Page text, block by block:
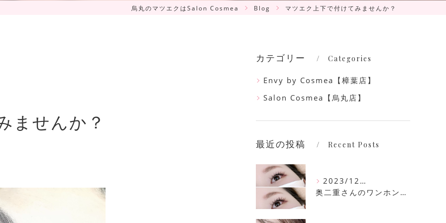
烏丸のマツエクはSalon Cosmea Blog マツエク上下で付けてみませんか？
ませんか？
カテゴリー Categories
Envy by Cosmea【樟葉店】
Salon Cosmea【烏丸店】
最近の投稿 Recent Posts
2023/12/16
奥二重さんのワンホンマツエク